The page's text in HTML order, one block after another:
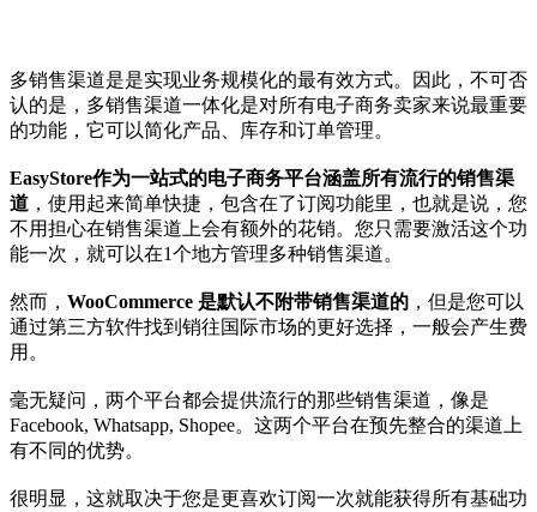
多销售渠道是是实现业务规模化的最有效方式。因此，不可否
认的是，多销售渠道一体化是对所有电子商务卖家来说最重要
的功能，它可以简化产品、库存和订单管理。
EasyStore作为一站式的电子商务平台涵盖所有流行的销售渠
道 ，使用起来简单快捷，包含在了订阅功能里，也就是说，您
不用担心在销售渠道上会有额外的花销。您只需要激活这个功
能一次，就可以在1个地方管理多种销售渠道。
然而， WooCommerce 是默认不附带销售渠道的 ，但是您可以
通过第三方软件找到销往国际市场的更好选择，一般会产生费
用。
毫无疑问，两个平台都会提供流行的那些销售渠道，像是
Facebook, Whatsapp, Shopee。这两个平台在预先整合的渠道上
有不同的优势。
很明显，这就取决于您是更喜欢订阅一次就能获得所有基础功